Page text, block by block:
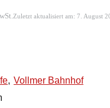
Zuletzt aktualisiert am: 7. August
, Vollmer Bahnhof